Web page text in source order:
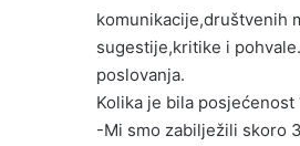
komunikacije,društvenih
sugestije,kritike i
poslovanja.
Kolika je bila posjećenost
-Mi smo zabilježili skoro